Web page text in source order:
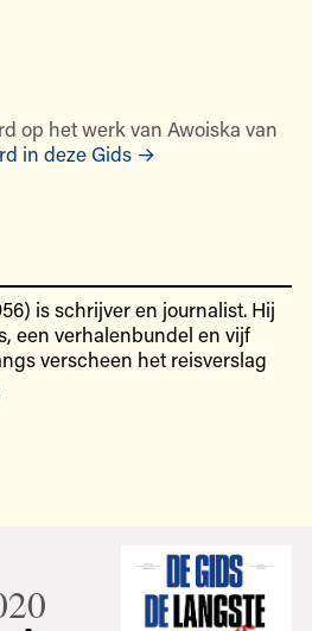
op het werk van Awoiska van
in deze Gids →
is schrijver en journalist. Hij
een verhalenbundel en vijf
verscheen het reisverslag